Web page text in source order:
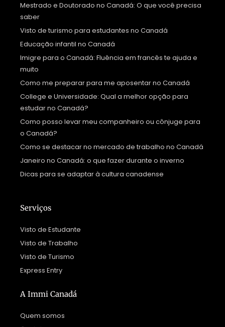
Mestrado e Doutorado no Canadá: O que você precisa
saber
Visto de turismo para estudantes no Canadá
Educação infantil no Canadá
Imigre para o Canadá: Fluência em francês te ajuda e
muito
Como me preparar para me aposentar no Canadá
College e Universidade: Qual a melhor opção para
estudar no Canadá?
Como posso levar meu companheiro ou cônjuge para
o Canadá?
Como se destacar no mercado de trabalho no Canadá
Janeiro no Canadá: o que fazer durante o inverno
Dicas para se adaptar à cultura canadense
Serviços
Visto de Estudante
Visto de Trabalho
Visto de Turismo
Express Entry
A Immi Canadá
Quem somos